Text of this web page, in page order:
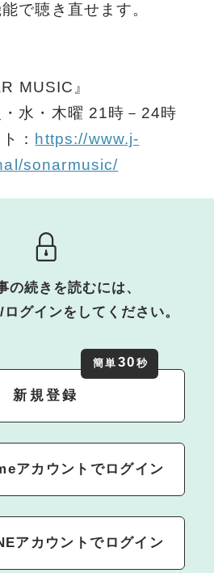
で聴き直せます。
MUSIC』
水・木曜 21時－24時
： https://www.j-
sonarmusic/
の続きを読むには、
グインをしてください。
新規登録
簡単 30 秒
アカウントでログイン
アカウントでログイン